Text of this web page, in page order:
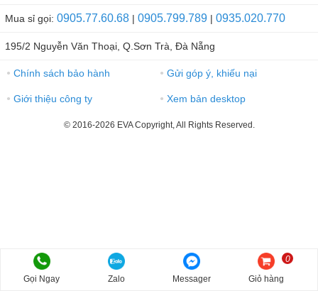
Mua sỉ gọi: 0905.77.60.68 | 0905.799.789 | 0935.020.770
195/2 Nguyễn Văn Thoại, Q.Sơn Trà, Đà Nẵng
● Chính sách bảo hành ● Gửi góp ý, khiếu nại
● Giới thiệu công ty ● Xem bản desktop
© 2016-2026 EVA Copyright, All Rights Reserved.
Gọi Ngay Zalo Messager Giỏ hàng
0